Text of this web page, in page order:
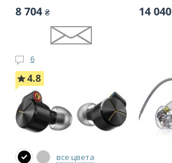
8 704 ₴
6
14 040
4.8
все цвета